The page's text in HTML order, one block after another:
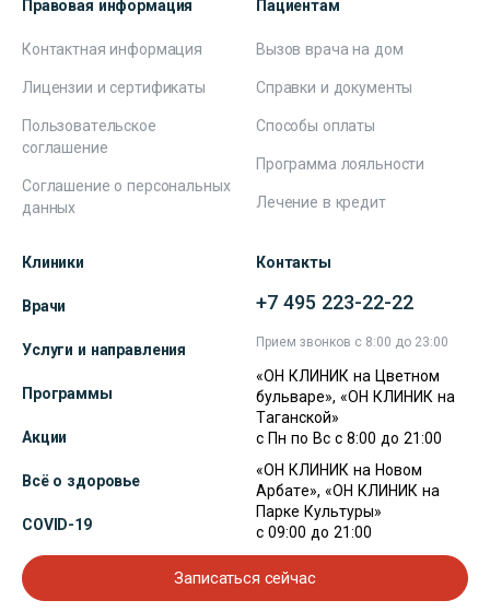
Правовая информация
Контактная информация
Лицензии и сертификаты
Пользовательское
соглашение
Соглашение о персональных
данных
Пациентам
Вызов врача на дом
Справки и документы
Способы оплаты
Программа лояльности
Лечение в кредит
Клиники
Врачи
Услуги и направления
Программы
Акции
Всё о здоровье
COVID-19
Контакты
+7 495 223-22-22
Прием звонков с 8:00 до 23:00
«ОН КЛИНИК на Цветном
бульваре», «ОН КЛИНИК на
Таганской»
с Пн по Вс с 8:00 до 21:00
«ОН КЛИНИК на Новом
Арбате», «ОН КЛИНИК на
Парке Культуры»
с 09:00 до 21:00
Записаться сейчас